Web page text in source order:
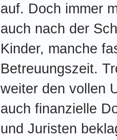
auf. Doch immer
auch nach der
Kinder, manche
Betreuungszeit.
weiter den vollen
auch finanzielle
und Juristen